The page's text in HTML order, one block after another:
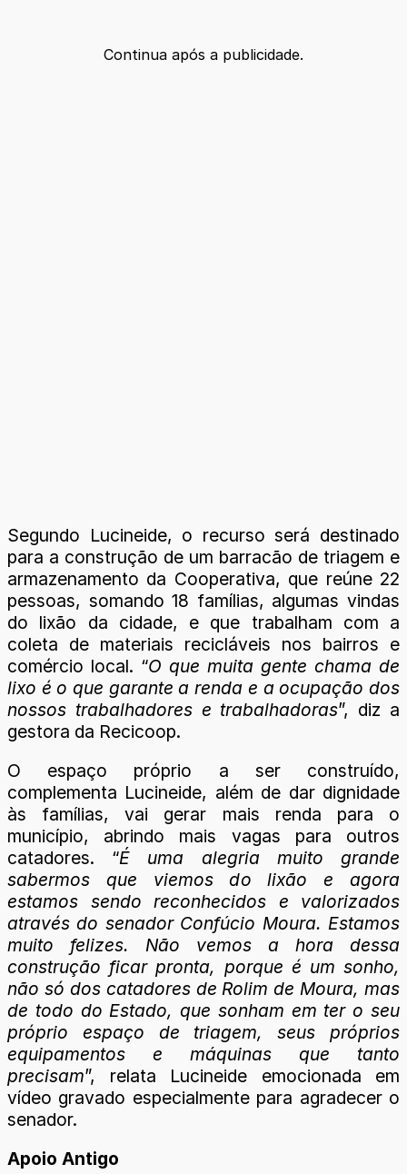
Continua após a publicidade.
Segundo Lucineide, o recurso será destinado
para a construção de um barracão de triagem e
armazenamento da Cooperativa, que reúne 22
pessoas, somando 18 famílias, algumas vindas
do lixão da cidade, e que trabalham com a
coleta de materiais recicláveis nos bairros e
comércio local. “O que muita gente chama de
lixo é o que garante a renda e a ocupação dos
nossos trabalhadores e trabalhadoras”, diz a
gestora da Recicoop.
O espaço próprio a ser construído,
complementa Lucineide, além de dar dignidade
às famílias, vai gerar mais renda para o
município, abrindo mais vagas para outros
catadores. “É uma alegria muito grande
sabermos que viemos do lixão e agora
estamos sendo reconhecidos e valorizados
através do senador Confúcio Moura. Estamos
muito felizes. Não vemos a hora dessa
construção ficar pronta, porque é um sonho,
não só dos catadores de Rolim de Moura, mas
de todo do Estado, que sonham em ter o seu
próprio espaço de triagem, seus próprios
equipamentos e máquinas que tanto
precisam”, relata Lucineide emocionada em
vídeo gravado especialmente para agradecer o
senador.
Apoio Antigo